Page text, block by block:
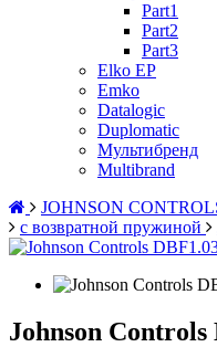
Part1
Part2
Part3
Elko EP
Emko
Datalogic
Duplomatic
Мультибренд
Multibrand
JOHNSON
с возвратной пружиной
Johnson Controls